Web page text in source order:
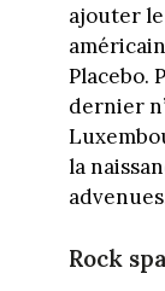
ajouter
Placebo.
dernier
la
Rock